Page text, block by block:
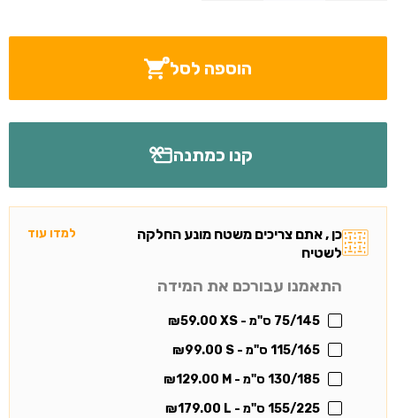
קנו כמתנה
הוספה לסל
כן , אתם צריכים משטח מונע החלקה
לשטיח
למדו עוד
התאמנו עבורכם את המידה
75/145 ס"מ - XS ₪59.00
115/165 ס"מ - S
₪99.00
130/185 ס"מ - M
₪129.00
155/225 ס"מ - L
₪179.00